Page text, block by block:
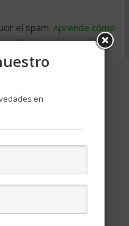
el spam. Aprende cómo
.
en